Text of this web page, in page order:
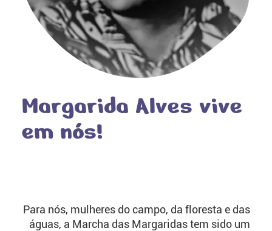
Margarida Alves vive
em nós!
Para nós, mulheres do campo, da floresta e das
águas, a Marcha das Margaridas tem sido um